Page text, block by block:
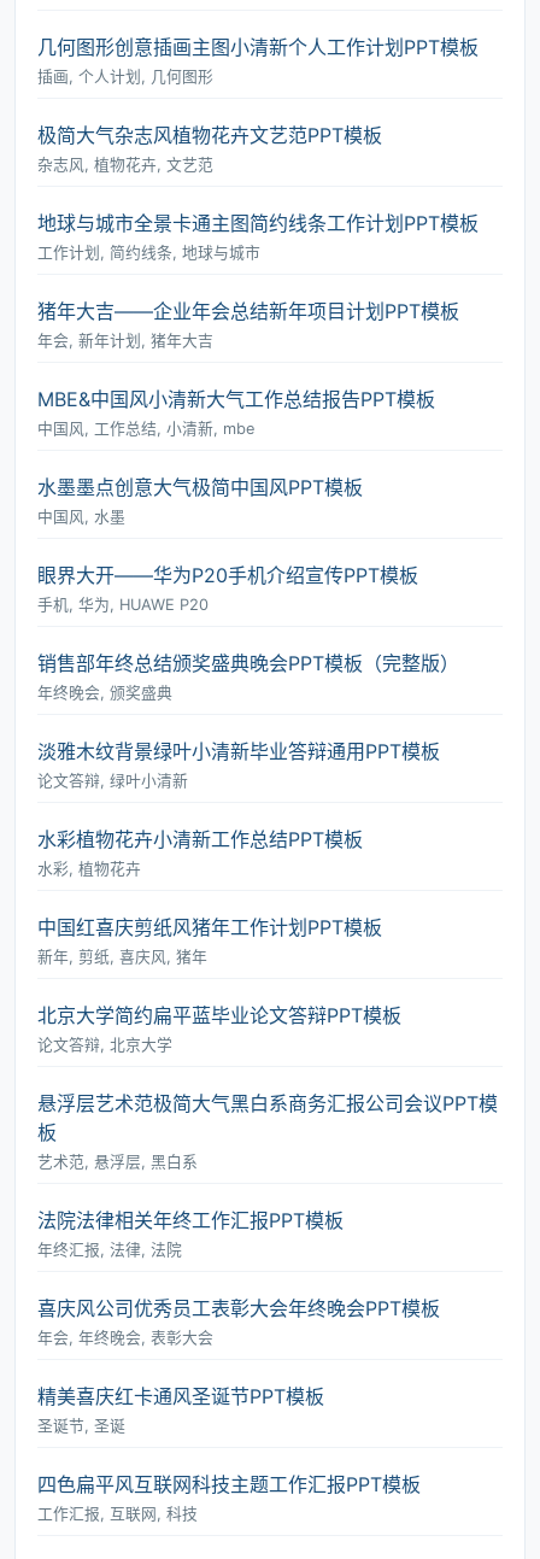
几何图形创意插画主图小清新个人工作计划PPT模板
插画, 个人计划, 几何图形
极简大气杂志风植物花卉文艺范PPT模板
杂志风, 植物花卉, 文艺范
地球与城市全景卡通主图简约线条工作计划PPT模板
工作计划, 简约线条, 地球与城市
猪年大吉――企业年会总结新年项目计划PPT模板
年会, 新年计划, 猪年大吉
MBE&中国风小清新大气工作总结报告PPT模板
中国风, 工作总结, 小清新, mbe
水墨墨点创意大气极简中国风PPT模板
中国风, 水墨
眼界大开――华为P20手机介绍宣传PPT模板
手机, 华为, HUAWE P20
销售部年终总结颁奖盛典晚会PPT模板（完整版）
年终晚会, 颁奖盛典
淡雅木纹背景绿叶小清新毕业答辩通用PPT模板
论文答辩, 绿叶小清新
水彩植物花卉小清新工作总结PPT模板
水彩, 植物花卉
中国红喜庆剪纸风猪年工作计划PPT模板
新年, 剪纸, 喜庆风, 猪年
北京大学简约扁平蓝毕业论文答辩PPT模板
论文答辩, 北京大学
悬浮层艺术范极简大气黑白系商务汇报公司会议PPT模
板
艺术范, 悬浮层, 黑白系
法院法律相关年终工作汇报PPT模板
年终汇报, 法律, 法院
喜庆风公司优秀员工表彰大会年终晚会PPT模板
年会, 年终晚会, 表彰大会
精美喜庆红卡通风圣诞节PPT模板
圣诞节, 圣诞
四色扁平风互联网科技主题工作汇报PPT模板
工作汇报, 互联网, 科技